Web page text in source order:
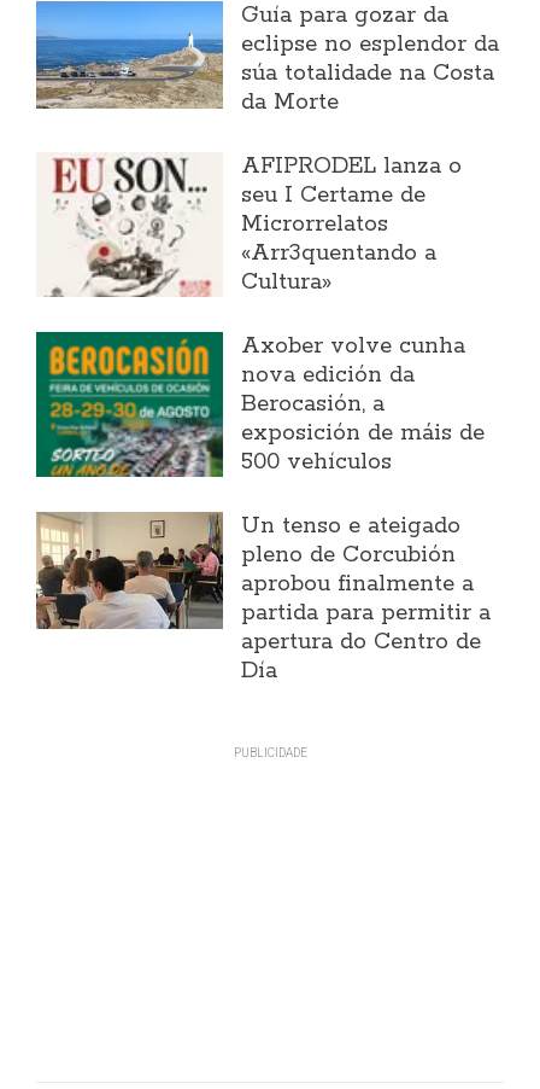
Guía para gozar da
eclipse no esplendor da
súa totalidade na Costa
da Morte
AFIPRODEL lanza o
seu I Certame de
Microrrelatos
«Arr3quentando a
Cultura»
Axober volve cunha
nova edición da
Berocasión, a
exposición de máis de
500 vehículos
Un tenso e ateigado
pleno de Corcubión
aprobou finalmente a
partida para permitir a
apertura do Centro de
Día